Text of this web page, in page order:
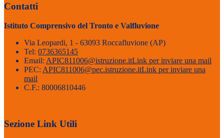
Contatti
Istituto Comprensivo del Tronto e Valfluvione
Via Leopardi, 1 - 63093 Roccafluvione (AP)
Tel: 0736365145
Email: APIC811006@istruzione.itLink per inviare una mail
PEC: APIC811006@pec.istruzione.itLink per inviare una
mail
C.F.: 80006810446
Sezione Link Utili